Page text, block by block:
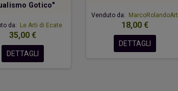
Gotico"
da: Le Arti di Ecate
35,00 €
DETTAGLI
Venduto da: MarcoRolandoArt
18,00 €
DETTAGLI